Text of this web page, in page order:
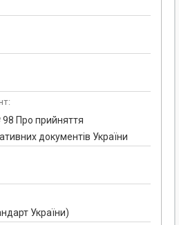
Про прийняття
документів України
України)